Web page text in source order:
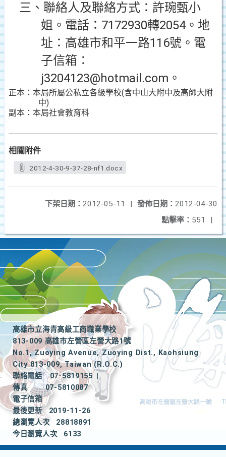
三、聯絡人及聯絡方式：許琬甄小
姐。電話：7172930轉2054。地
址：高雄市和平一路116號。電
子信箱：
j3204123@hotmail.com。
正本：本局所屬公私立各級學校(含中山大附中及高師大附
中)
副本：本局社會教育科
相關附件
2012-4-30-9-37-28-nf1.docx
發佈日期： 2012-04-30
下架日期： 2012-05-11
|
點擊率： 551 |
高雄市立海青高級工商職業學校
813-009 高雄市左營區左營大路1號
No.1, Zuoying Avenue, Zuoying Dist., Kaohsiung
City 813-009, Taiwan (R.O.C.)
聯絡電話
07-5819155
|
傳真
07-5810087
電子信箱
最後更新
2019-11-26
總瀏覽人次
28818891
今日瀏覽人次
6133